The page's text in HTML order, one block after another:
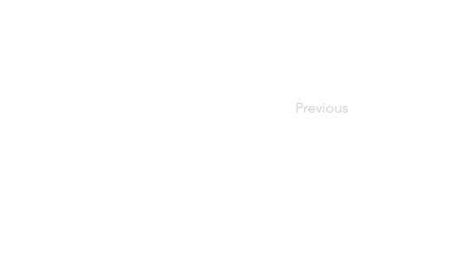
Previous